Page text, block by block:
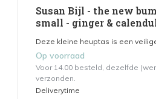
Susan Bijl - the new
small - ginger &
Deze kleine heuptas is een
Op voorraad
Voor 14.00 besteld, dezelfde
verzonden.
Deliverytime